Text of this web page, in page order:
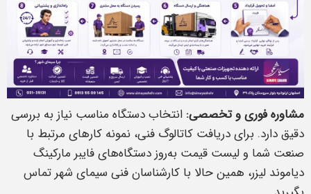
مشاوره فوری و تخصصی: انتخاب دستگاه مناسب نیاز به بررسی
دقیق دارد. برای دریافت کاتالوگ فنی، نمونه کارهای مرتبط با
صنعت شما و لیست قیمت به‌روز دستگاه‌های فایبر مارکینگ
دیاموند لیزر، همین حالا با کارشناسان فنی سیمای شهر تماس